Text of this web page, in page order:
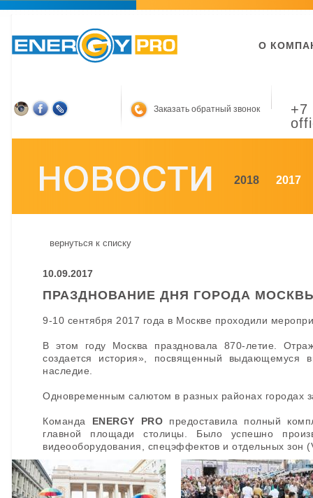
О
Заказать обратный звонок
+7
2018 2017
вернуться к списку
10.09.2017
ПРАЗДНОВАНИЕ ДНЯ ГОРОДА
9-10 сентября 2017 года в Москве проходили
В этом году Москва праздновала 870-летие.
создается история», посвященный выдающемуся
наследие.
Одновременным салютом в разных районах городах
Команда ENERGY PRO предоставила полный
главной площади столицы. Было успешно
видеооборудования, спецэффектов и отдельных зон